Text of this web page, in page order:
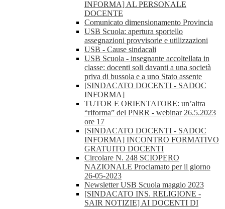
INFORMA] AL PERSONALE
DOCENTE
Comunicato dimensionamento Provincia
USB Scuola: apertura sportello
assegnazioni provvisorie e utilizzazioni
USB - Cause sindacali
USB Scuola - insegnante accoltellata in
classe: docenti soli davanti a una società
priva di bussola e a uno Stato assente
[SINDACATO DOCENTI - SADOC
INFORMA]
TUTOR E ORIENTATORE: un’altra
“riforma” del PNRR - webinar 26.5.2023
ore 17
[SINDACATO DOCENTI - SADOC
INFORMA] INCONTRO FORMATIVO
GRATUITO DOCENTI
Circolare N. 248 SCIOPERO
NAZIONALE Proclamato per il giorno
26-05-2023
Newsletter USB Scuola maggio 2023
[SINDACATO INS. RELIGIONE -
SAIR NOTIZIE] AI DOCENTI DI